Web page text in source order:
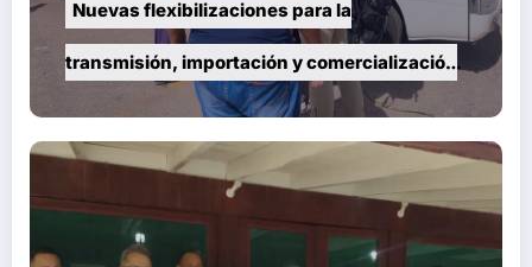
Nuevas flexibilizaciones para la
transmisión, importación y comercialización
de vehículos en Cuba